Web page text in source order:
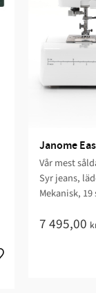
Janome
Vår mest
Syr jeans,
Mekanisk,
7 495,00